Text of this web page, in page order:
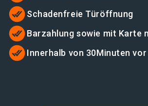
Schadenfreie Türöffnung
Barzahlung sowie mit Karte
Innerhalb von 30Minuten